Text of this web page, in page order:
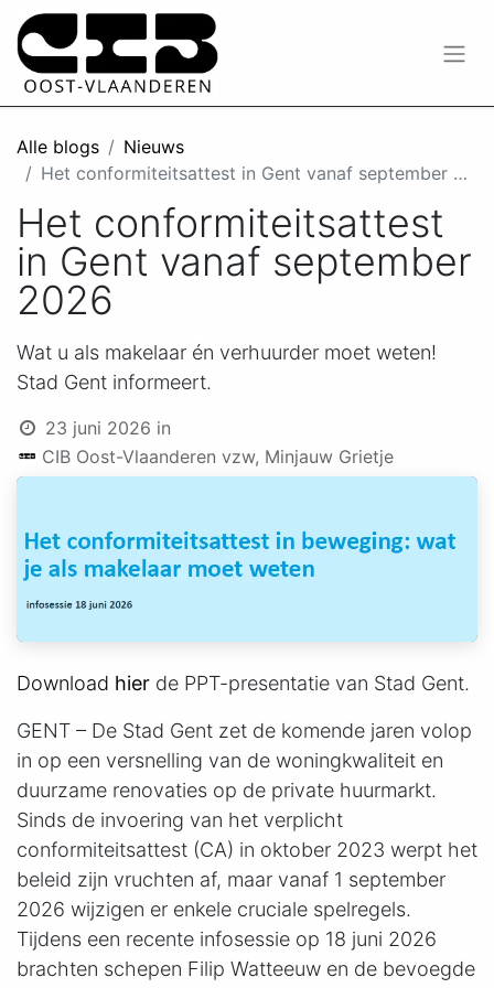
Alle blogs
Nieuws
Het conformiteitsattest in Gent vanaf september 2026
Het conformiteitsattest
in Gent vanaf september
2026
Wat u als makelaar én verhuurder moet weten!
Stad Gent informeert.
23 juni 2026 in
CIB Oost-Vlaanderen vzw, Minjauw Grietje
Download hier de PPT-presentatie van Stad Gent.
GENT – De Stad Gent zet de komende jaren volop
in op een versnelling van de woningkwaliteit en
duurzame renovaties op de private huurmarkt.
Sinds de invoering van het verplicht
conformiteitsattest (CA) in oktober 2023 werpt het
beleid zijn vruchten af, maar vanaf 1 september
2026 wijzigen er enkele cruciale spelregels.
Tijdens een recente infosessie op 18 juni 2026
brachten schepen Filip Watteeuw en de bevoegde